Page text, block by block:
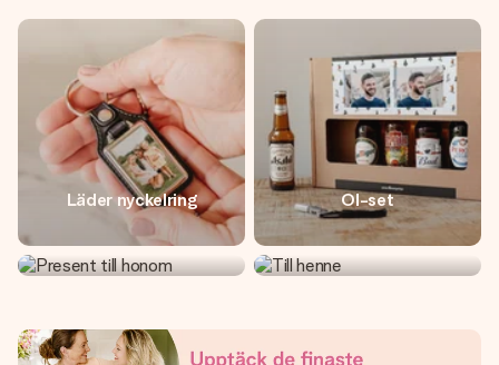
Läder nyckelring
Ol-set
Present till honom
Till henne